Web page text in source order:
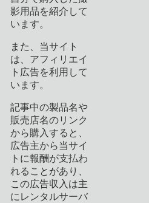
影用品を紹介して
います。
また、当サイト
は、アフィリエイ
ト広告を利用して
います。
記事中の製品名や
販売店名のリンク
から購入すると、
広告主から当サイ
トに報酬が支払わ
れることがあり、
この広告収入は主
にレンタルサーバ